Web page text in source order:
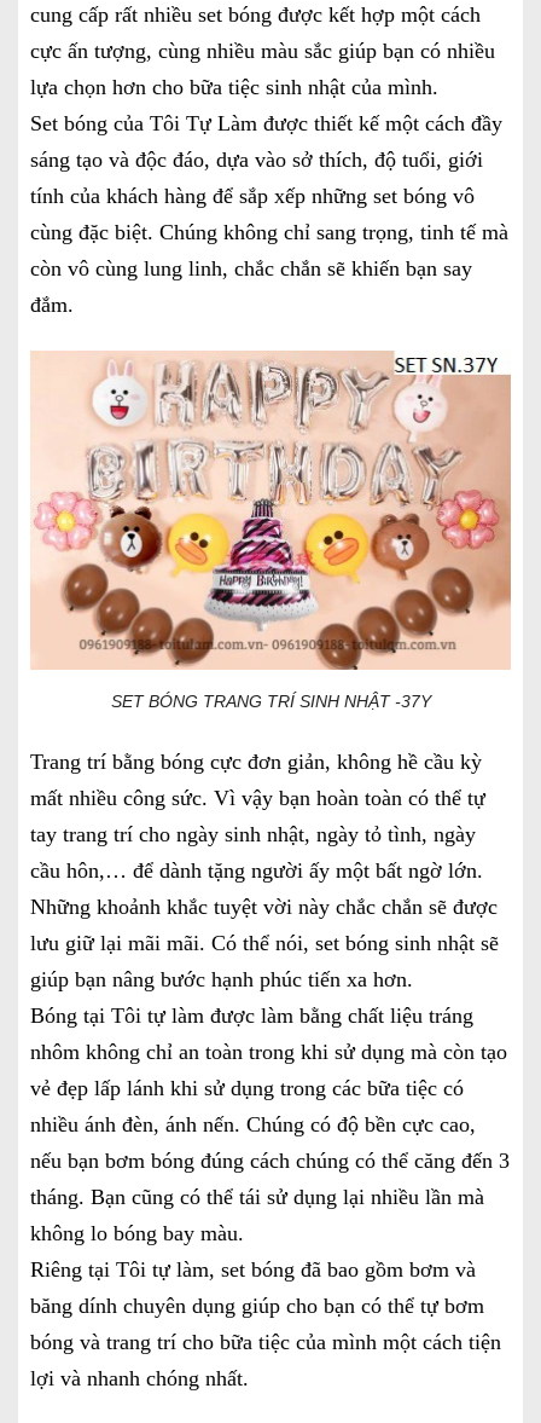
cung cấp rất nhiều set bóng được kết hợp một cách
cực ấn tượng, cùng nhiều màu sắc giúp bạn có nhiều
lựa chọn hơn cho bữa tiệc sinh nhật của mình.
Set bóng của Tôi Tự Làm được thiết kế một cách đầy
sáng tạo và độc đáo, dựa vào sở thích, độ tuổi, giới
tính của khách hàng để sắp xếp những set bóng vô
cùng đặc biệt. Chúng không chỉ sang trọng, tinh tế mà
còn vô cùng lung linh, chắc chắn sẽ khiến bạn say
đắm.
SET BÓNG TRANG TRÍ SINH NHẬT -37Y
Trang trí bằng bóng cực đơn giản, không hề cầu kỳ
mất nhiều công sức. Vì vậy bạn hoàn toàn có thể tự
tay trang trí cho ngày sinh nhật, ngày tỏ tình, ngày
cầu hôn,… để dành tặng người ấy một bất ngờ lớn.
Những khoảnh khắc tuyệt vời này chắc chắn sẽ được
lưu giữ lại mãi mãi. Có thể nói, set bóng sinh nhật sẽ
giúp bạn nâng bước hạnh phúc tiến xa hơn.
Bóng tại Tôi tự làm được làm bằng chất liệu tráng
nhôm không chỉ an toàn trong khi sử dụng mà còn tạo
vẻ đẹp lấp lánh khi sử dụng trong các bữa tiệc có
nhiều ánh đèn, ánh nến. Chúng có độ bền cực cao,
nếu bạn bơm bóng đúng cách chúng có thể căng đến 3
tháng. Bạn cũng có thể tái sử dụng lại nhiều lần mà
không lo bóng bay màu.
Riêng tại Tôi tự làm, set bóng đã bao gồm bơm và
băng dính chuyên dụng giúp cho bạn có thể tự bơm
bóng và trang trí cho bữa tiệc của mình một cách tiện
lợi và nhanh chóng nhất.